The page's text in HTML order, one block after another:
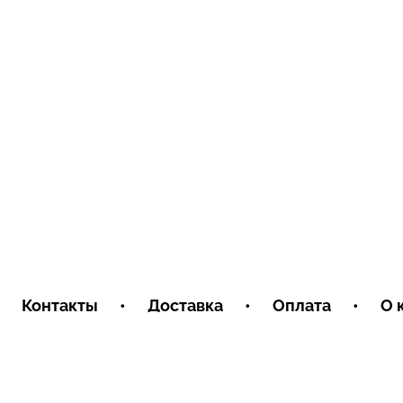
Контакты • Доставка • Оплата • О